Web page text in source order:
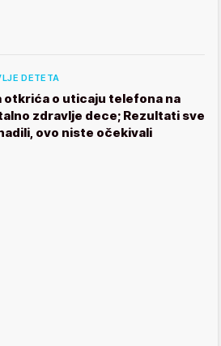
DETETA
otkrića o uticaju telefona na
zdravlje dece; Rezultati sve
ovo niste očekivali